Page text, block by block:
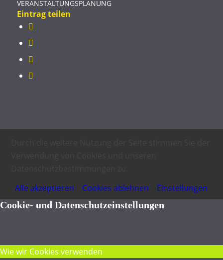
VERANSTALTUNGSPLANUNG
Eintrag teilen
Alle akzeptieren
Cookies ablehnen
Einstellungen
Cookie- und Datenschutzeinstellungen
Wie wir Cookies verwenden